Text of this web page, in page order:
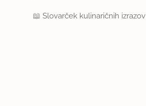
📖Slovarček kulinaričnih izrazov